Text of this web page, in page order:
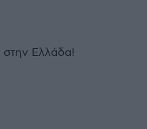
στην Ελλάδα!